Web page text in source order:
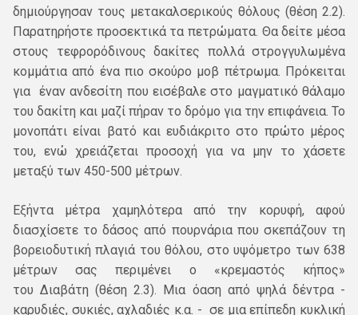
δημιούργησαν τους μετακαλσερικούς θόλους (θέση 2.2).
Παρατηρήστε προσεκτικά τα πετρώματα. Θα δείτε μέσα
στους τεφρορόδινους δακίτες πολλά στρογγυλωμένα
κομμάτια από ένα πιο σκούρο μοβ πέτρωμα. Πρόκειται
για έναν ανδεσίτη που εισέβαλε στο μαγματικό θάλαμο
του δακίτη και μαζί πήραν το δρόμο για την επιφάνεια. Το
μονοπάτι είναι βατό και ευδιάκριτο στο πρώτο μέρος
του, ενώ χρειάζεται προσοχή για να μην το χάσετε
μεταξύ των 450-500 μέτρων.
Εξήντα μέτρα χαμηλότερα από την κορυφή, αφού
διασχίσετε το δάσος από πουρνάρια που σκεπάζουν τη
βορειοδυτική πλαγιά του θόλου, στο υψόμετρο των 638
μέτρων σας περιμένει ο «κρεμαστός κήπος»
τουΔιαβάτη(θέση 2.3). Μια όαση από ψηλά δέντρα -
καρυδιές, συκιές, αχλαδιές κ.α. - σε μια επίπεδη κυκλική